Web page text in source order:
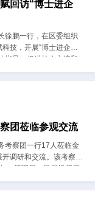
回访“博士进企
徐鹏一行，在区委组织
技，开展“博士进企
指导，促进校企交流和
团莅临参观交流
考察团一行17人莅临金
调研和交流。该考察团
管理层、星展银行管